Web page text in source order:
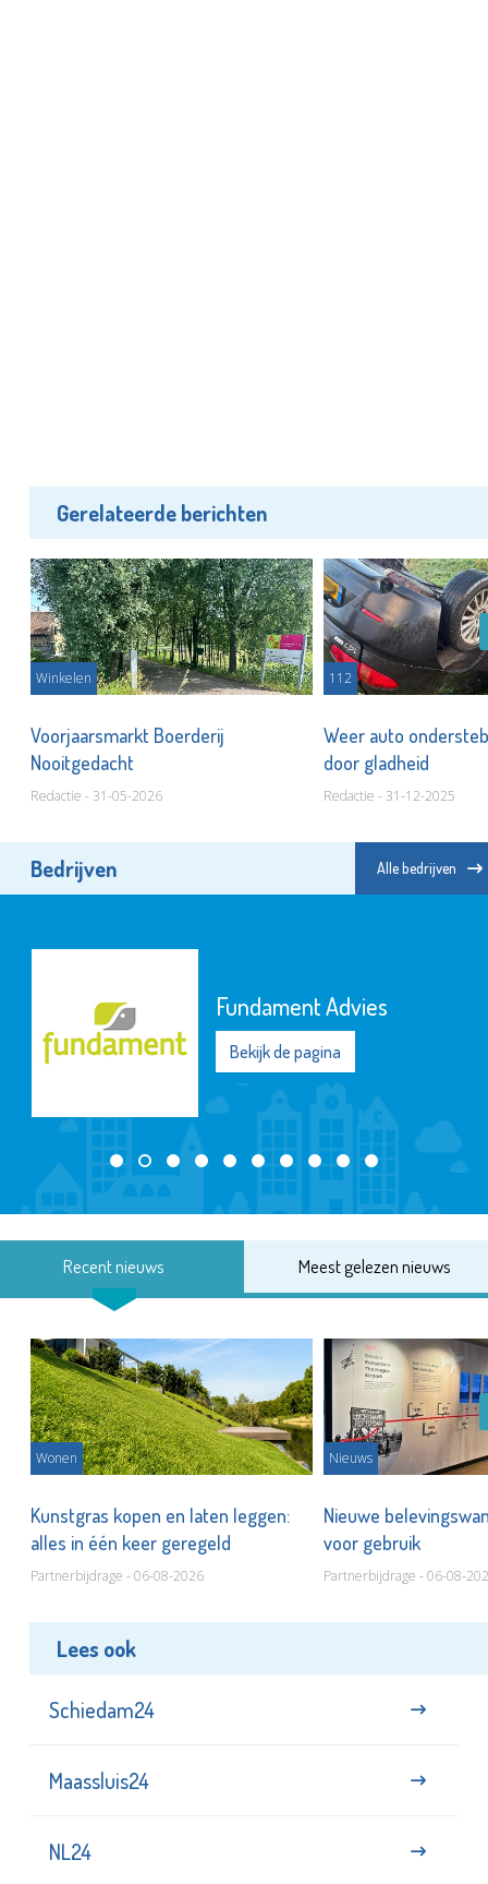
Gerelateerde berichten
Winkelen
Voorjaarsmarkt Boerderij
Nooitgedacht
Redactie - 31-05-2026
112
Weer auto
door gladheid
Redactie - 31-12-2025
Bedrijven Alle bedrijven
Fundament Advies
Bekijk de pagina
Recent nieuws Meest gelezen nieuws
Wonen
Kunstgras kopen en laten leggen:
alles in één keer geregeld
Partnerbijdrage - 06-08-2026
Nieuws
Nieuwe
voor gebruik
Partnerbijdrage - 06-08-
Lees ook
Schiedam24
Maassluis24
NL24